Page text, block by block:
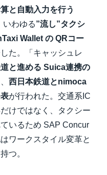
と自動入力を行う
いわゆる”流し”タクシ
Wallet の QRコー
た。「キャッシュレ
と進める Suica連携の
西日本鉄道とnimoca
が行われた。交通系IC
けではなく、タクシー
いるため SAP Concur
ワークスタイル変革と
つ。